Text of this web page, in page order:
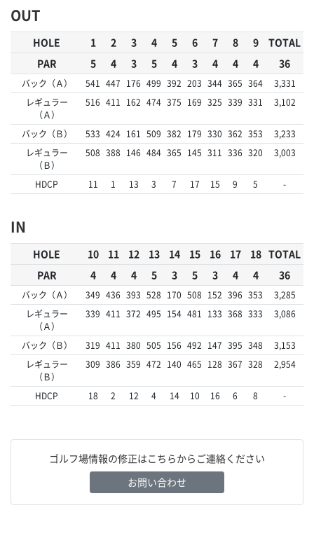
OUT
HOLE 1 2 3 4 5 6 7 8 9
TOTAL
PAR
5 4 3 5 4 3 4 4 4 36
バック（Ａ） 541 447 176 499 392 203 344 365 364
3,331
レギュラー
（Ａ）
516 411 162 474 375 169 325 339 331 3,102
バック（Ｂ） 533 424 161 509 382 179 330 362 353
3,233
レギュラー
（Ｂ）
508 388 146 484 365 145 311 336 320 3,003
HDCP 11 1 13 3 7 17 15 9 5 -
IN
HOLE 10 11 12 13 14 15 16 17 18 TOTAL
PAR
4 4 4 5 3 5 3 4 4 36
バック（Ａ） 349 436 393 528 170 508 152 396 353
3,285
レギュラー
（Ａ）
339 411 372 495 154 481 133 368 333 3,086
バック（Ｂ） 319 411 380 505 156 492 147 395 348
3,153
レギュラー
（Ｂ）
309 386 359 472 140 465 128 367 328 2,954
HDCP 18 2 12 4 14 10 16 6 8 -
ゴルフ場情報の修正はこちらからご連絡ください
お問い合わせ